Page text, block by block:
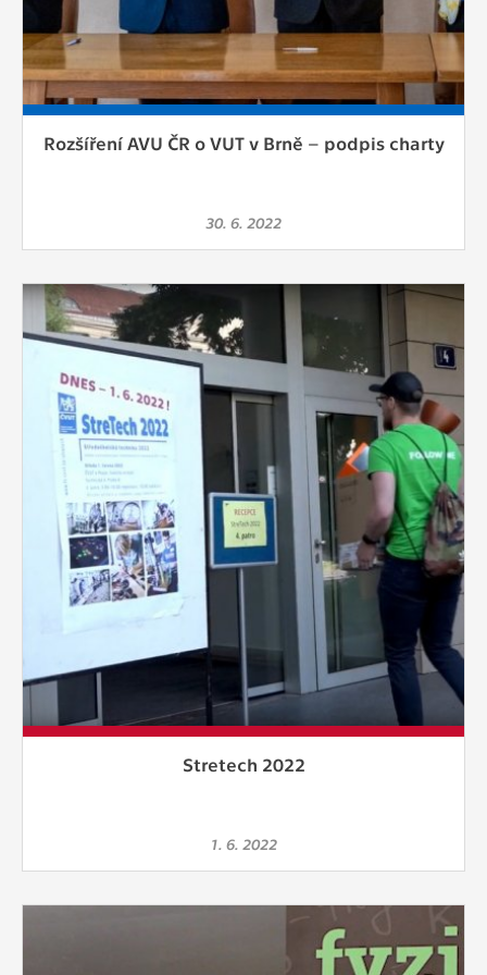
Rozšíření AVU ČR o VUT v Brně – podpis charty
30. 6. 2022
Stretech 2022
1. 6. 2022